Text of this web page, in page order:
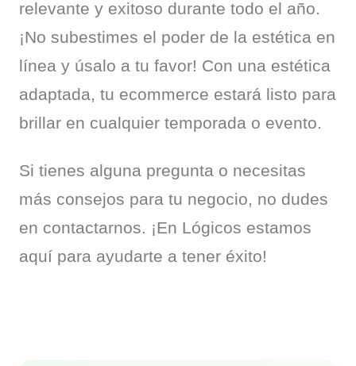
relevante y exitoso durante todo el año.
¡No subestimes el poder de la estética en
línea y úsalo a tu favor! Con una estética
adaptada, tu ecommerce estará listo para
brillar en cualquier temporada o evento.
Si tienes alguna pregunta o necesitas
más consejos para tu negocio, no dudes
en contactarnos. ¡En Lógicos estamos
aquí para ayudarte a tener éxito!